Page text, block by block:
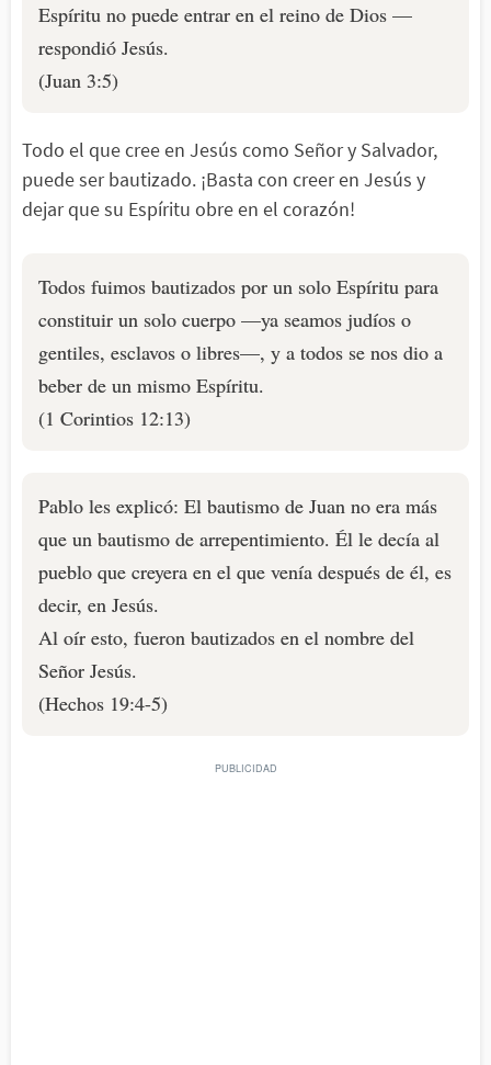
Espíritu no puede entrar en el reino de Dios —
respondió Jesús.
(Juan 3:5)
Todo el que cree en Jesús como Señor y Salvador,
puede ser bautizado. ¡Basta con creer en Jesús y
dejar que su Espíritu obre en el corazón!
Todos fuimos bautizados por un solo Espíritu para
constituir un solo cuerpo —ya seamos judíos o
gentiles, esclavos o libres—, y a todos se nos dio a
beber de un mismo Espíritu.
(1 Corintios 12:13)
Pablo les explicó: El bautismo de Juan no era más
que un bautismo de arrepentimiento. Él le decía al
pueblo que creyera en el que venía después de él, es
decir, en Jesús.
Al oír esto, fueron bautizados en el nombre del
Señor Jesús.
(Hechos 19:4-5)